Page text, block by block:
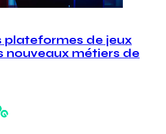
plateformes de jeux
nouveaux métiers de